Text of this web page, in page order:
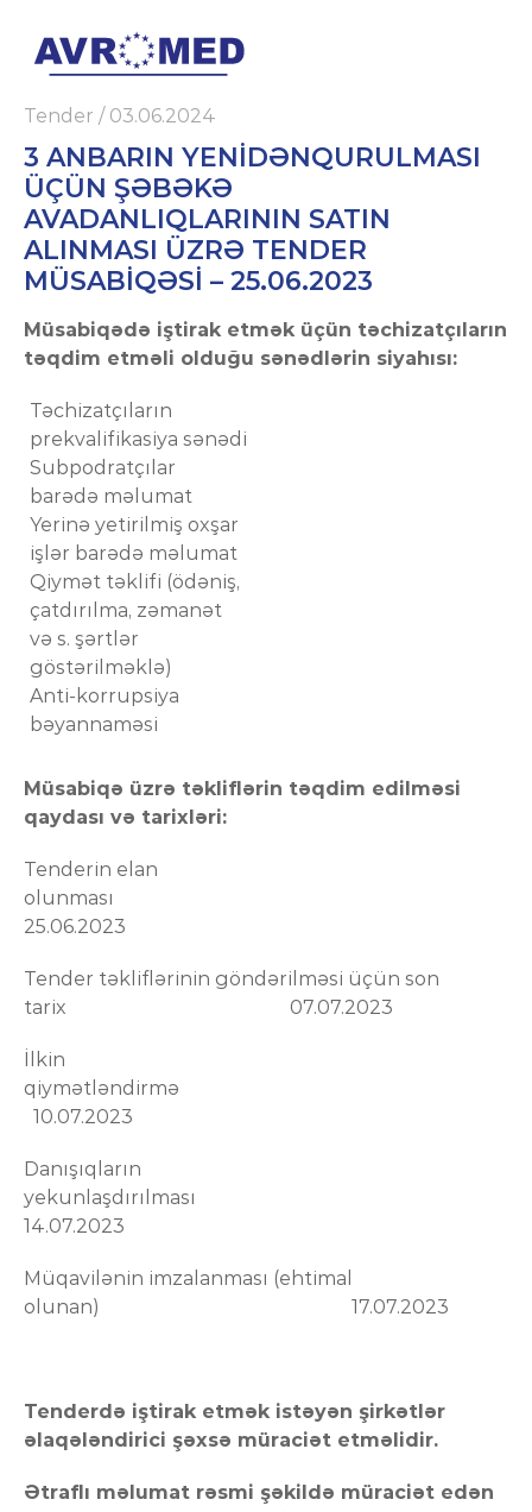
Tender / 03.06.2024
3 ANBARIN YENIDƏNQURULMASI
ÜÇÜN ŞƏBƏKƏ
AVADANLIQLARININ SATIN
ALINMASI ÜZRƏ TENDER
MÜSABIQƏSI – 25.06.2023
Müsabiqədə iştirak etmək üçün təchizatçıların
təqdim etməli olduğu sənədlərin siyahısı:
Təchizatçıların
prekvalifikasiya sənədi
Subpodratçılar
barədə məlumat
Yerinə yetirilmiş oxşar
işlər barədə məlumat
Qiymət təklifi (ödəniş,
çatdırılma, zəmanət
və s. şərtlər
göstərilməklə)
Anti-korrupsiya
bəyannaməsi
Müsabiqə üzrə təkliflərin təqdim edilməsi
qaydası və tarixləri:
Tenderin elan
olunması
25.06.2023
Tender təkliflərinin göndərilməsi üçün son
tarix 07.07.2023
İlkin
10.07.2023
Danışıqların
yekunlaşdırılması
14.07.2023
Müqavilənin imzalanması (ehtimal
olunan) 17.07.2023
Tenderdə iştirak etmək istəyən şirkətlər
əlaqələndirici şəxsə müraciət etməlidir.
Ətraflı məlumat rəsmi şəkildə müraciət edən